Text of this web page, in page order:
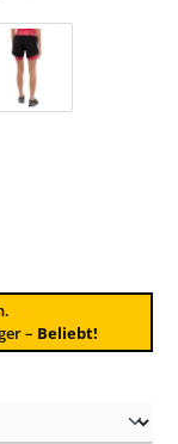
– Beliebt!